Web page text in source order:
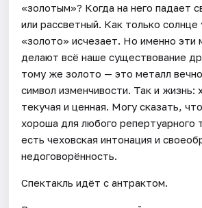
«золотым»? Когда на него падает
или рассветный. Как только солнце
«золото» исчезает. Но именно эти
делают всё наше существование
тому же золото — это металл
символ изменчивости. Так и жизнь:
текучая и ценная. Могу сказать,
хороша для любого репертуарного
есть чеховская интонация и
недоговорённость.
Спектакль идёт с антрактом.